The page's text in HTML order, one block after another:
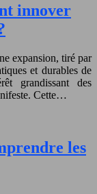
innover
expansion, tiré par
et durables de
grandissant des
Cette…
les